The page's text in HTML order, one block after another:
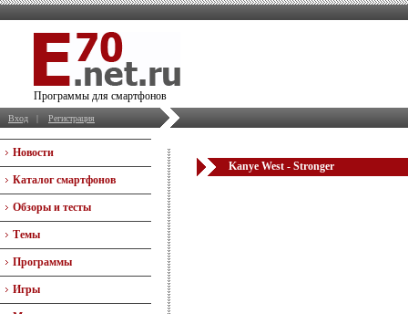
Программы для смартфонов
Вход | Регистрация
Новости
Каталог смартфонов
Обзоры и тесты
Темы
Программы
Игры
Kanye West - Stronger